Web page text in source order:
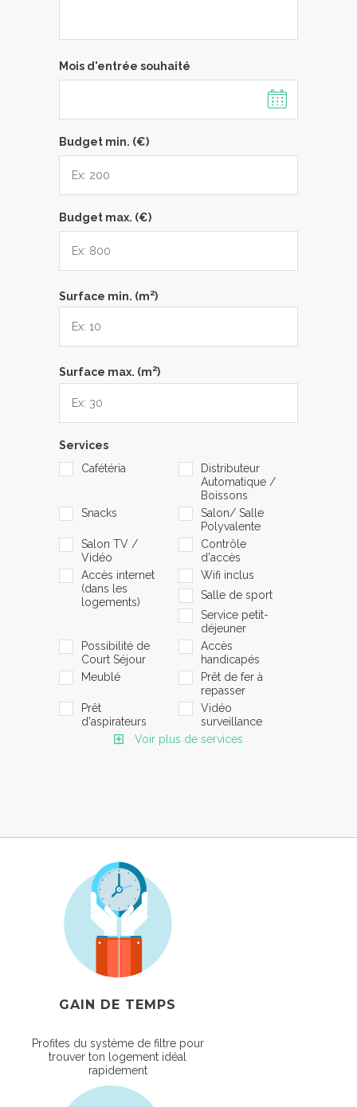
Mois d'entrée souhaité
Budget min. (€)
Budget max. (€)
Surface min. (m2)
Surface max. (m2)
Services
Cafétéria
Distributeur
Automatique /
Boissons
Snacks
Salon/ Salle
Polyvalente
Salon TV /
Vidéo
Contrôle
d'accès
Accès internet
(dans les
logements)
Wifi inclus
Salle de sport
Service petit-
déjeuner
Possibilité de
Court Séjour
Accès
handicapés
Meublé
Prêt de fer à
repasser
Prêt
d'aspirateurs
Vidéo
surveillance
Voir plus de services
GAIN DE TEMPS
Profites du système de filtre pour
trouver ton logement idéal
rapidement